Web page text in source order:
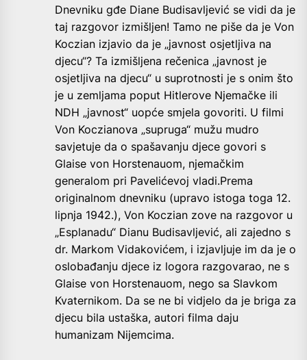
Dnevniku gđe Diane Budisavljević se vidi da je
taj razgovor izmišljen! Tamo ne piše da je Von
Koczian izjavio da je „javnost osjetljiva na
djecu“? Ta izmišljena rečenica „javnost je
osjetljiva na djecu“ u suprotnosti je s onim što
je u zemljama poput Hitlerove Njemačke ili
NDH „javnost“ uopće smjela govoriti. U filmi
Von Koczianova „supruga“ mužu mudro
savjetuje da o spašavanju djece govori s
Glaise von Horstenauom, njemačkim
generalom pri Pavelićevoj vladi.Prema
originalnom dnevniku (upravo istoga toga 12.
lipnja 1942.), Von Koczian zove na razgovor u
„Esplanadu“ Dianu Budisavljević, ali zajedno s
dr. Markom Vidakovićem, i izjavljuje im da je o
oslobađanju djece iz logora razgovarao, ne s
Glaise von Horstenauom, nego sa Slavkom
Kvaternikom. Da se ne bi vidjelo da je briga za
djecu bila ustaška, autori filma daju
humanizam Nijemcima.